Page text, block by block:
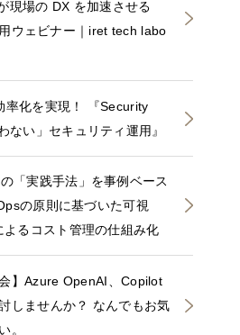
現場の DX を加速させる
ウェビナー｜iret tech labo
率化を実現！ 『Security
ない」セキュリティ運用』
「実践手法」を事例ベース
の原則に基づいた可視
るコスト管理の仕組み化
】Azure OpenAI、Copilot
しませんか？ なんでもお気
。